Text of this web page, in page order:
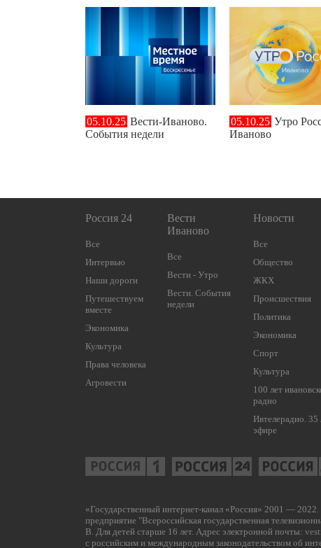
05.10.25 Вести-Иваново.
События недели
05.10.25 Утро
Иваново
Россия 24
Все
Интервью
Наши дороги
Путешествуем
вместе
Экономика
Культура
Права человека
Агровести
Вести
Иваново
Все
Вести - Утро
Вести. События
недели
Новости
Все
Общество
ЖКХ
Происшествия
Политика
Экономика
Спорт
Культура
100 лет
радио
Ивтелерадио. 35
эфире
«Государственный интернет-канал «Россия» 2001 —
предприятие "Всероссийская государственная
В. Для детей старше 16 лет. Адрес электронной почты:
с российским и международным законодательством об